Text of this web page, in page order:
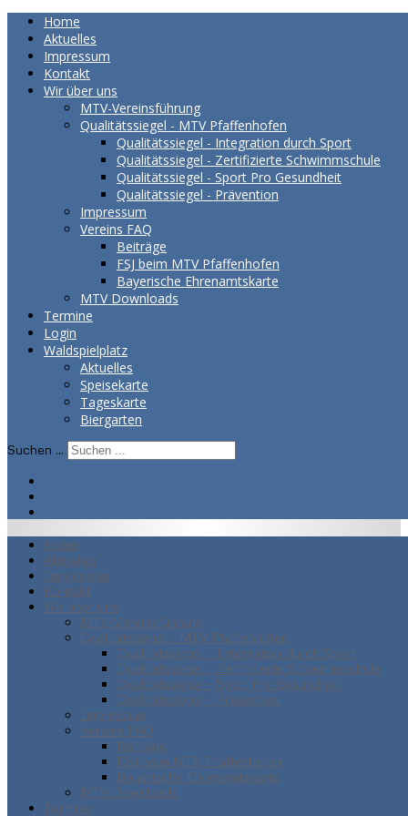
Home
Aktuelles
Impressum
Kontakt
Wir über uns
MTV-Vereinsführung
Qualitätssiegel - MTV Pfaffenhofen
Qualitätssiegel - Integration durch Sport
Qualitätssiegel - Zertifizierte Schwimmschule
Qualitätssiegel - Sport Pro Gesundheit
Qualitätssiegel - Prävention
Impressum
Vereins FAQ
Beiträge
FSJ beim MTV Pfaffenhofen
Bayerische Ehrenamtskarte
MTV Downloads
Termine
Login
Waldspielplatz
Aktuelles
Speisekarte
Tageskarte
Biergarten
Suchen ...
Home
Aktuelles
Impressum
Kontakt
Wir über uns
MTV-Vereinsführung
Qualitätssiegel - MTV Pfaffenhofen
Qualitätssiegel - Integration durch Sport
Qualitätssiegel - Zertifizierte Schwimmschule
Qualitätssiegel - Sport Pro Gesundheit
Qualitätssiegel - Prävention
Impressum
Vereins FAQ
Beiträge
FSJ beim MTV Pfaffenhofen
Bayerische Ehrenamtskarte
MTV Downloads
Termine